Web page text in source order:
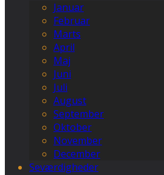
Januar
Februar
Marts
April
Maj
Juni
Juli
August
September
Oktober
November
December
Seværdigheder